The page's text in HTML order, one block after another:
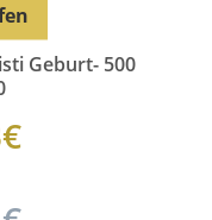
Geburt- 500